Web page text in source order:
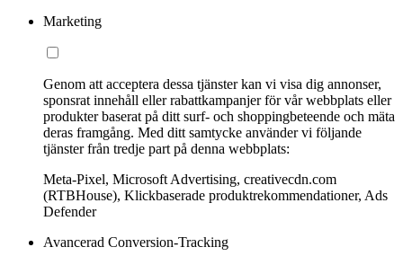
Marketing
Genom att acceptera dessa tjänster kan vi visa dig annonser,
sponsrat innehåll eller rabattkampanjer för vår webbplats eller
produkter baserat på ditt surf- och shoppingbeteende och mäta
deras framgång. Med ditt samtycke använder vi följande
tjänster från tredje part på denna webbplats:
Meta-Pixel, Microsoft Advertising, creativecdn.com
(RTBHouse), Klickbaserade produktrekommendationer, Ads
Defender
Avancerad Conversion-Tracking